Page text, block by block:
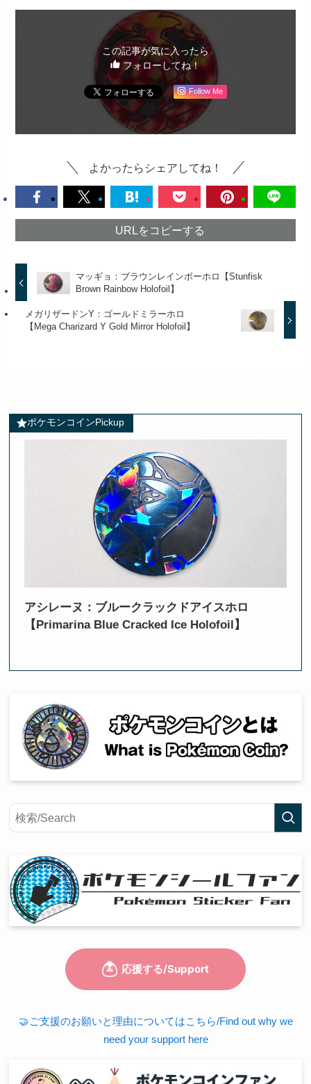
この記事が気に入ったら
フォローしてね！
Follow Me
よかったらシェアしてね！
URLをコピーする
マッギョ：ブラウンレインボーホロ【Stunfisk
Brown Rainbow Holofoil】
メガリザードンY：ゴールドミラーホロ
【Mega Charizard Y Gold Mirror Holofoil】
ポケモンコインPickup
アシレーヌ：ブルークラックドアイスホロ
【Primarina Blue Cracked Ice Holofoil】
🤝ご支援のお願いと理由についてはこちら/Find out why we
need your support here